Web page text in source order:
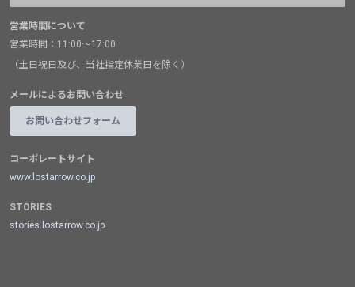
営業時間について
営業時間：11:00～17:00
（土日祝日及び、当社指定休業日を除く）
メールによるお問い合わせ
お問い合わせフォーム
コーポレートサイト
www.lostarrow.co.jp
STORIES
stories.lostarrow.co.jp